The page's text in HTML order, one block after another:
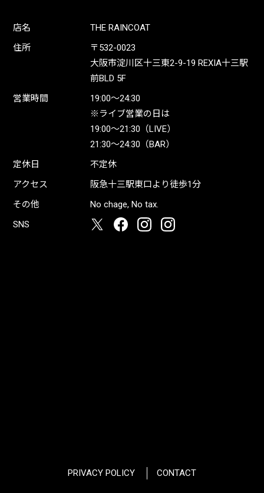
店名
THE RAINCOAT
住所
〒532-0023
大阪市淀川区十三東2-9-19 REXIA十三駅
前BLD 5F
営業時間
19:00〜24:30
※ライブ営業の日は
19:00〜21:30（LIVE）
21:30〜24:30（BAR）
定休日
不定休
アクセス
阪急十三駅東口より徒歩1分
その他
No chage, No tax.
SNS
PRIVACY POLICY CONTACT